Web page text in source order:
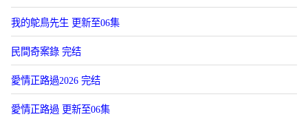
我的鴕鳥先生 更新至06集
民間奇案錄 完结
愛情正路過2026 完结
愛情正路過 更新至06集